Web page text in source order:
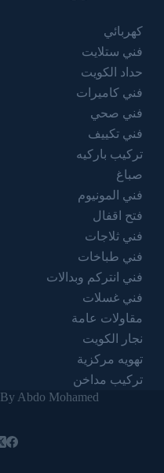
كهربائي
فني ستلايت
حداد الكويت
فني كاميرات
فني صحي
فني تكييف
تركيب باركيه
صباغ
فني المونيوم
فتح اقفال
فني ثلاجات
فني طباخات
فني انتركم وبدالات
فني غسلات
مقاولات عامة
نجار الكويت
تهويه مركزية
تركيب مداخن
By Abdo Mohamed